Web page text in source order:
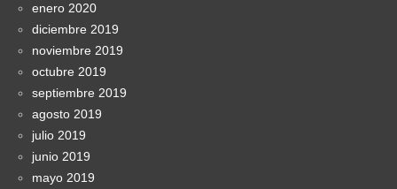
enero 2020
diciembre 2019
noviembre 2019
octubre 2019
septiembre 2019
agosto 2019
julio 2019
junio 2019
mayo 2019